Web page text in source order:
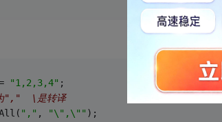
"1,2,3,4" ;
","  \是转译
"," , "\",\"" );